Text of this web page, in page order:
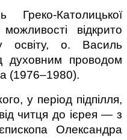
Католицької
відкрито
освіту, о. Василь
духовним проводом
(1976–1980).
у період підпілля,
читця до ієрея — з
Олександра